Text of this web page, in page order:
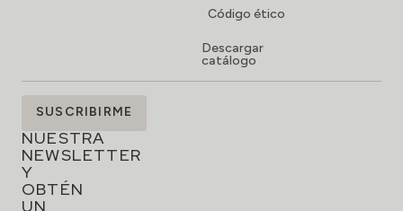
Código ético
Descargar
catálogo
SUSCRÍBETE
NUESTRA
NEWSLETTER
Y
OBTÉN
UN
SUSCRIBIRME